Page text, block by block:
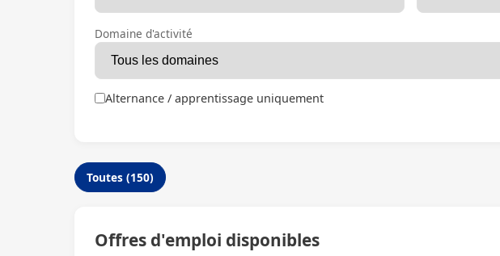
Domaine d'activité
Alternance / apprentissage uniquement
Toutes (150)
Offres d'emploi disponibles